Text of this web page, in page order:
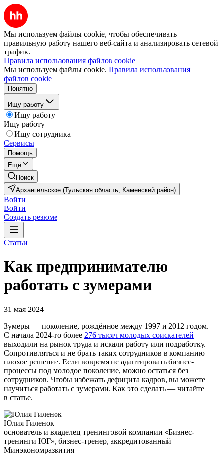
Мы используем файлы cookie, чтобы обеспечивать
правильную работу нашего веб-сайта и анализировать сетевой
трафик.
Правила использования файлов cookie
Мы используем файлы cookie. Правила использования
файлов cookie
Понятно
Ищу работу
Ищу работу
Ищу работу
Ищу сотрудника
Сервисы
Помощь
Ещё
Поиск
Архангельское (Тульская область, Каменский район)
Войти
Войти
Создать резюме
Статьи
Как предпринимателю
работать с зумерами
31 мая 2024
Зумеры — поколение, рождённое между 1997 и 2012 годом.
С начала 2024-го более 276 тысяч молодых соискателей
выходили на рынок труда и искали работу или подработку.
Сопротивляться и не брать таких сотрудников в компанию —
плохое решение. Если вовремя не адаптировать бизнес-
процессы под молодое поколение, можно остаться без
сотрудников. Чтобы избежать дефицита кадров, вы можете
научиться работать с зумерами. Как это сделать — читайте
в статье.
Юлия Гиленок
основатель и владелец тренинговой компании «Бизнес-
тренинги ЮГ», бизнес-тренер, аккредитованный
Минэкономразвития